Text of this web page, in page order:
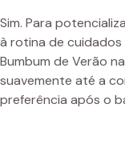
Sim. Para
à rotina de
Bumbum de Verão
suavemente até a
preferência após o